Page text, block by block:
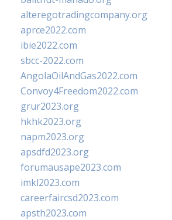
alteregotradingcompany.org
aprce2022.com
ibie2022.com
sbcc-2022.com
AngolaOilAndGas2022.com
Convoy4Freedom2022.com
grur2023.org
hkhk2023.org
napm2023.org
apsdfd2023.org
forumausape2023.com
imkl2023.com
careerfaircsd2023.com
apsth2023.com